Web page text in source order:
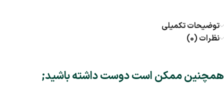
توضیحات تکمیلی
نظرات (0)
همچنین ممکن است دوست داشته باشید;